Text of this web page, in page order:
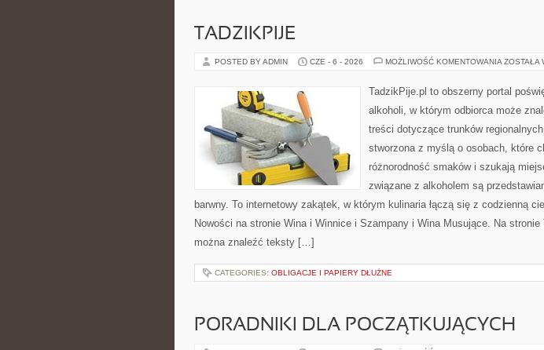
TADZIKPIJE
POSTED BY ADMIN CZE - 6 - 2026 MOŻLIWOŚĆ KOMENTOWANIA ZOSTAŁA
TadzikPije.pl to obszerny portal
alkoholi, w którym odbiorca może
treści dotyczące trunków
stworzona z myślą o osobach, które
różnorodność smaków i szukają
związane z alkoholem są
barwny. To internetowy zakątek, w którym kulinaria łączą się z codzienną
Nowości na stronie Wina i Winnice i Szampany i Wina Musujące. Na stronie
można znaleźć teksty […]
CATEGORIES: OBLIGACJE I PAPIERY DŁUŻNE
PORADNIKI DLA POCZĄTKUJĄCYCH